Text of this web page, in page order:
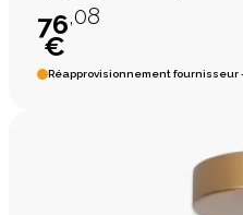
76,08
€
Réapprovisionnement fournisseur